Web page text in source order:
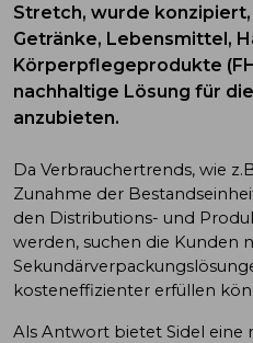
Stretch, wurde
Getränke, Lebensmittel,
Körperpflegeprodukte
nachhaltige Lösung für
anzubieten.
Da Verbrauchertrends, wie
Zunahme der
den Distributions- und
werden, suchen die Kunden
kosteneffizienter erfüllen
Als Antwort bietet Sidel eine